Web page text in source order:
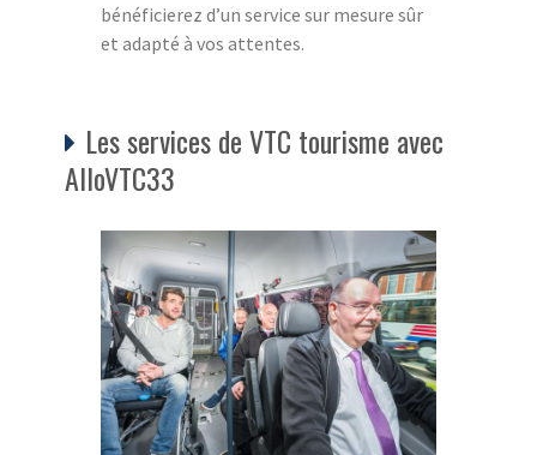
bénéficierez d’un service sur mesure sûr
et adapté à vos attentes.
Les services de VTC tourisme avec
AlloVTC33